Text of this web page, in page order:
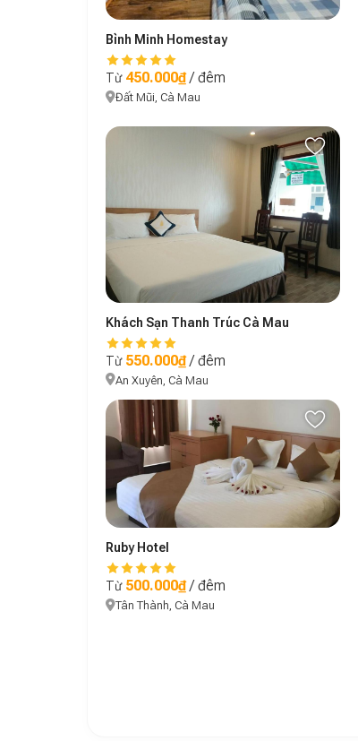
Bình Minh Homestay
Từ 450.000₫/ đêm
Đất Mũi, Cà Mau
Khách Sạn Thanh Trúc Cà Mau
Từ 550.000₫/ đêm
An Xuyên, Cà Mau
Ruby Hotel
Từ 500.000₫/ đêm
Tân Thành, Cà Mau